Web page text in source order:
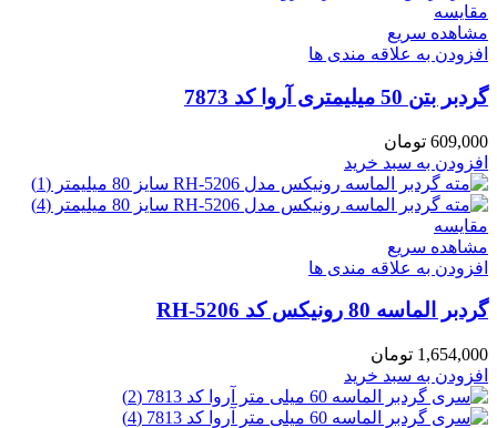
مقایسه
مشاهده سریع
افزودن به علاقه مندی ها
گردبر بتن 50 میلیمتری آروا کد 7873
609,000 تومان
افزودن به سبد خرید
مقایسه
مشاهده سریع
افزودن به علاقه مندی ها
گردبر الماسه 80 رونیکس کد RH-5206
1,654,000 تومان
افزودن به سبد خرید